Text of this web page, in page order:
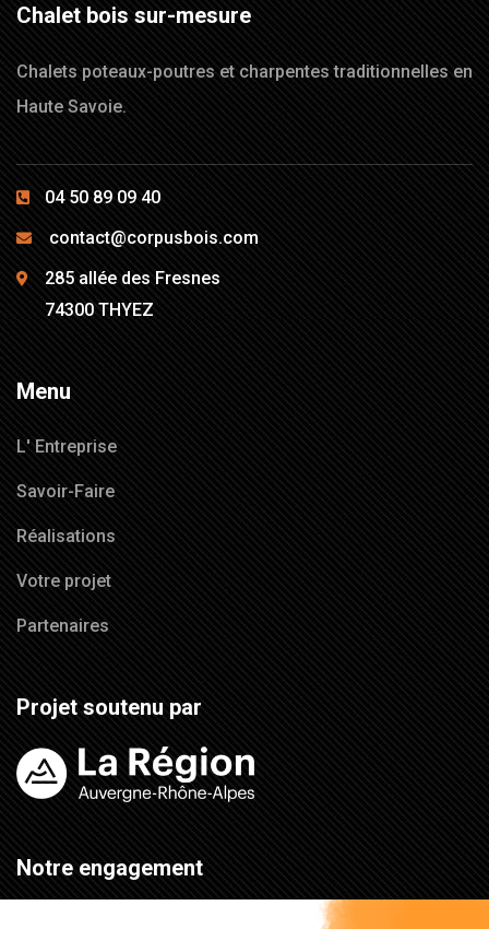
Chalet bois sur-mesure
Chalets poteaux-poutres et charpentes traditionnelles en
Haute Savoie.
04 50 89 09 40
contact@corpusbois.com
285 allée des Fresnes
74300 THYEZ
Menu
L' Entreprise
Savoir-Faire
Réalisations
Votre projet
Partenaires
Projet soutenu par
Notre engagement